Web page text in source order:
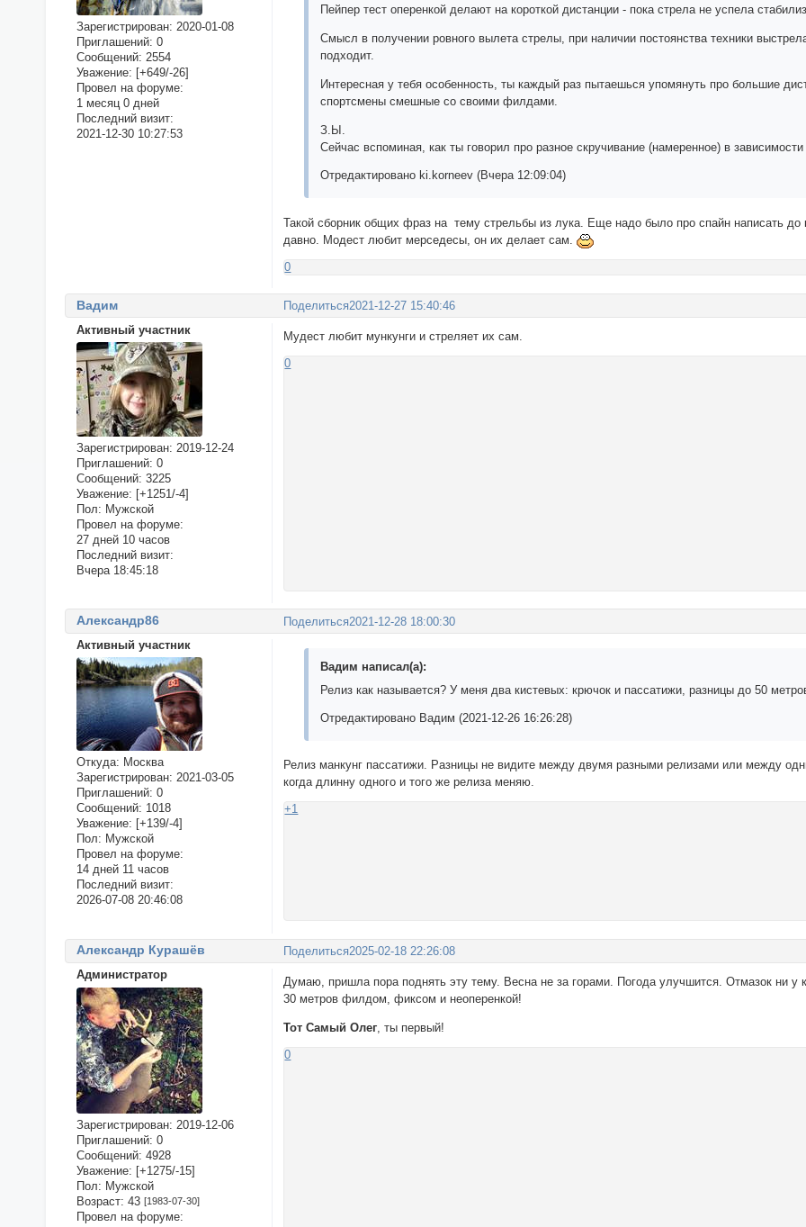
Зарегистрирован: 2020-01-08
Приглашений: 0
Сообщений: 2554
Уважение: [+649/-26]
Провел на форуме:
1 месяц 0 дней
Последний визит:
2021-12-30 10:27:53
Пейпер тест оперенкой делают на короткой дистанции - пока стрела не успела
Смысл в получении ровного вылета стрелы, при наличии постоянства техники
подходит.
Интересная у тебя особенность, ты каждый раз пытаешься упомянуть про большие
спортсмены смешные со своими филдами.
З.Ы.
Сейчас вспоминая, как ты говорил про разное скручивание (намеренное) в
Отредактировано ki.korneev (Вчера 12:09:04)
Такой сборник общих фраз на тему стрельбы из лука. Еще надо было про спайн написать до
давно. Модест любит мерседесы, он их делает сам.
0
Поделиться2021-12-27 15:40:46
Вадим
Активный участник
Зарегистрирован: 2019-12-24
Приглашений: 0
Сообщений: 3225
Уважение: [+1251/-4]
Пол: Мужской
Провел на форуме:
27 дней 10 часов
Последний визит:
Вчера 18:45:18
Мудест любит мункунги и стреляет их сам.
0
Поделиться2021-12-28 18:00:30
Александр86
Активный участник
Откуда: Москва
Зарегистрирован: 2021-03-05
Приглашений: 0
Сообщений: 1018
Уважение: [+139/-4]
Пол: Мужской
Провел на форуме:
14 дней 11 часов
Последний визит:
2026-07-08 20:46:08
Вадим написал(а):
Релиз как называется? У меня два кистевых: крючок и пассатижи, разницы до 50
Отредактировано Вадим (2021-12-26 16:26:28)
Релиз манкунг пассатижи. Разницы не видите между двумя разными релизами или между
когда длинну одного и того же релиза меняю.
+1
Поделиться2025-02-18 22:26:08
Александр Курашёв
Администратор
Зарегистрирован: 2019-12-06
Приглашений: 0
Сообщений: 4928
Уважение: [+1275/-15]
Пол: Мужской
Возраст: 43 [1983-07-30]
Провел на форуме:
Думаю, пришла пора поднять эту тему. Весна не за горами. Погода улучшится. Отмазок ни у
30 метров филдом, фиксом и неоперенкой!
Тот Самый Олег , ты первый!
0